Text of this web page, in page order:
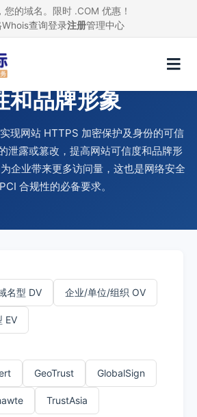
您的域名。限时 .COM 优惠！
Whois查询登录注册管理中心
书，提升网站安
和品牌形象
现网站 HTTPS 加密保护及身份的可信
泄露或篡改，提高网站可信度和品牌形
企业带来更多访问量，这也是网络安全
合规性的必备要求。
名型 DV 企业/单位/组织 OV
EV
GeoTrust GlobalSign
TrustAsia